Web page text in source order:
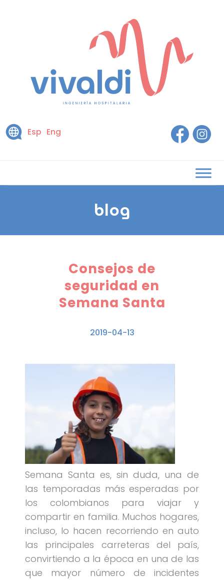
Esp Eng
blog
Consejos de
seguridad en
Semana Santa
2019-04-13
Semana Santa es, sin duda, una de
las temporadas más esperadas por
los colombianos para viajar y
compartir en familia. Muchos hogares,
incluso, lo hacen recorriendo en auto
las principales carreteras del país,
convirtiendo a la época en una de las
que mayor número de incidentes